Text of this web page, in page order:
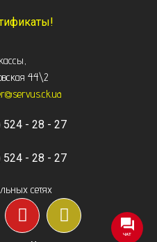
Каменка, Канев, Корсунь-
Умань, Христиновка.
Чорнобай, Шпола
44\2
524 - 28 - 27
524 - 28 - 27
сетях
ЧАТ